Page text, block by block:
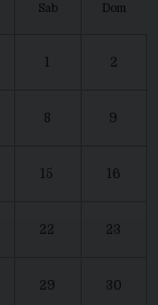
Sab Dom
1 2
8 9
15 16
22 23
29 30